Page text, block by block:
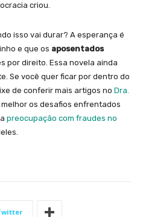
criou.
isso vai durar? A esperança é
e que os aposentados
por direito. Essa novela ainda
Se você quer ficar por dentro do
de conferir mais artigos no Dra.
os desafios enfrentados
preocupação com fraudes no